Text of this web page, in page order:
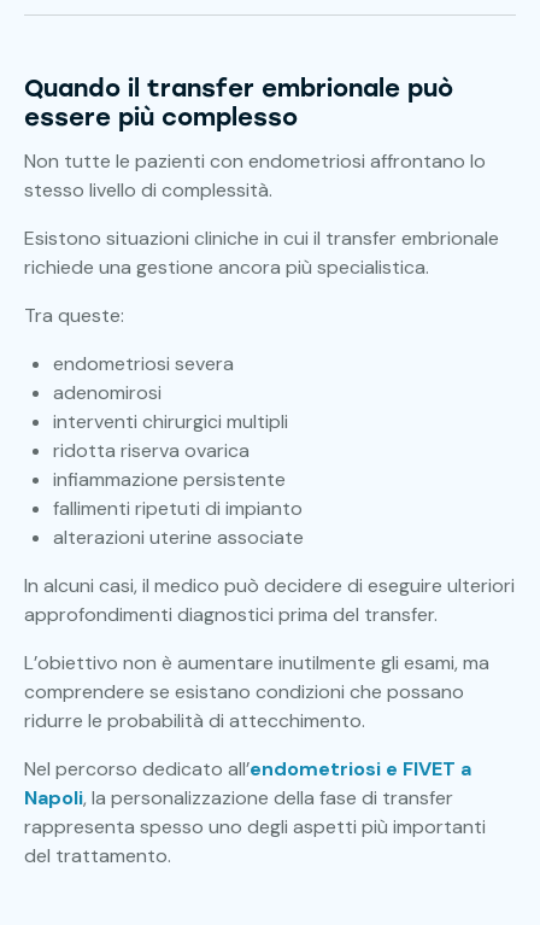
Quando il transfer embrionale può
essere più complesso
Non tutte le pazienti con endometriosi affrontano lo
stesso livello di complessità.
Esistono situazioni cliniche in cui il transfer embrionale
richiede una gestione ancora più specialistica.
Tra queste:
endometriosi severa
adenomirosi
interventi chirurgici multipli
ridotta riserva ovarica
infiammazione persistente
fallimenti ripetuti di impianto
alterazioni uterine associate
In alcuni casi, il medico può decidere di eseguire ulteriori
approfondimenti diagnostici prima del transfer.
L’obiettivo non è aumentare inutilmente gli esami, ma
comprendere se esistano condizioni che possano
ridurre le probabilità di attecchimento.
Nel percorso dedicato all’endometriosi e FIVET a
Napoli, la personalizzazione della fase di transfer
rappresenta spesso uno degli aspetti più importanti
del trattamento.